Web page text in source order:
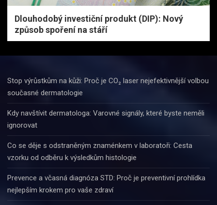
Dlouhodobý investiční produkt (DIP): Nový
způsob spoření na stáří
Stop výrůstkům na kůži: Proč je CO₂ laser nejefektivnější volbou
současné dermatologie
Kdy navštívit dermatologa: Varovné signály, které byste neměli
ignorovat
Co se děje s odstraněným znaménkem v laboratoři: Cesta
vzorku od odběru k výsledkům histologie
Prevence a včasná diagnóza STD: Proč je preventivní prohlídka
nejlepším krokem pro vaše zdraví